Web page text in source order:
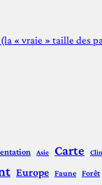
« vraie » taille des
Asie Carte
Europe Faune Forêt